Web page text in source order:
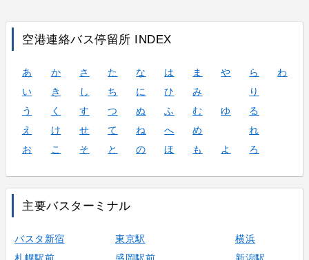
空港連絡バス停留所 INDEX
あ か さ た な は ま や ら
わ
い
き し ち に ひ み
り
う
く す つ ぬ ふ む ゆ
る
え
け せ て ね へ め
れ
お
こ そ と の ほ も よ ろ
主要バスターミナル
バスタ新宿 東京駅
横浜